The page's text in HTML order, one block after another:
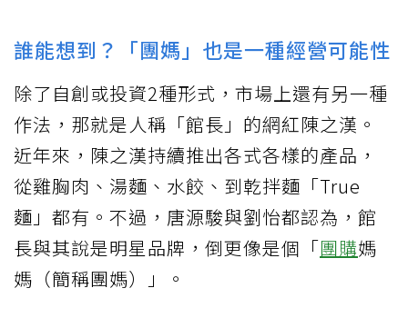
誰能想到？「團媽」也是一種經營可能性
除了自創或投資2種形式，市場上還有另一種
作法，那就是人稱「館長」的網紅陳之漢。
近年來，陳之漢持續推出各式各樣的產品，
從雞胸肉、湯麵、水餃、到乾拌麵「True
麵」都有。不過，唐源駿與劉怡都認為，館
長與其說是明星品牌，倒更像是個「團購媽
媽（簡稱團媽）」。